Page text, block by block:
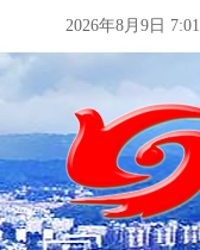
2026年8月9日